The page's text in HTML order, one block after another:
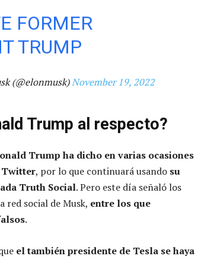
FORMER
TRUMP
(@elonmusk)November 19, 2022
Trump al respecto?
Trump ha dicho en varias ocasiones
Twitter, por lo que continuará usando su
Truth Social. Pero este día señaló los
red social de Musk, entre los que
.
el también presidente de Tesla se haya